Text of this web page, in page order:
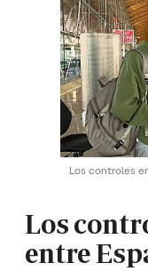
Los controles
Los
entre